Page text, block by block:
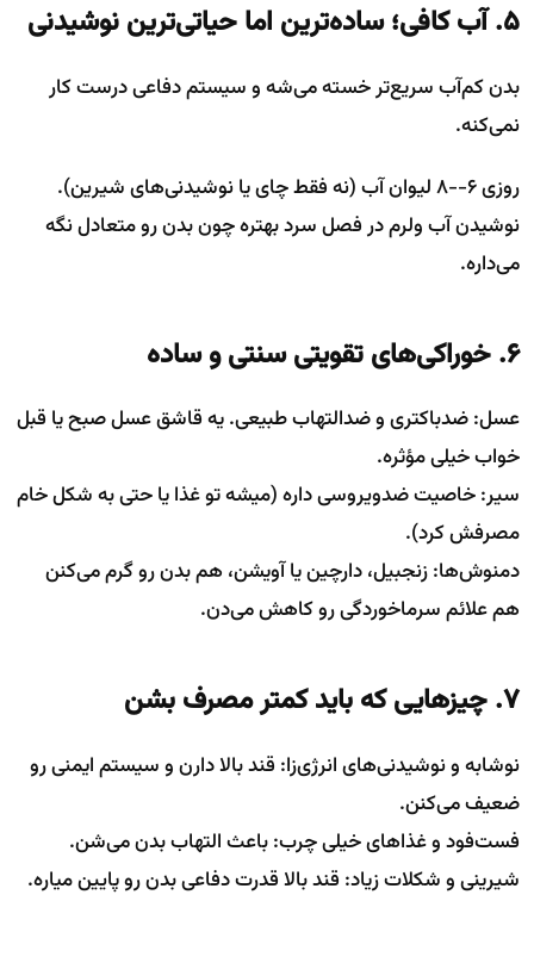
۵. آب کافی؛ ساده‌ترین اما حیاتی‌ترین نوشیدنی
بدن کم‌آب سریع‌تر خسته می‌شه و سیستم دفاعی درست کار
نمی‌کنه.
روزی ۶--۸ لیوان آب (نه فقط چای یا نوشیدنی‌های شیرین).
نوشیدن آب ولرم در فصل سرد بهتره چون بدن رو متعادل نگه
می‌داره.
۶. خوراکی‌های تقویتی سنتی و ساده
عسل: ضدباکتری و ضدالتهاب طبیعی. یه قاشق عسل صبح یا قبل
خواب خیلی مؤثره.
سیر: خاصیت ضدویروسی داره (میشه تو غذا یا حتی به شکل خام
مصرفش کرد).
دمنوش‌ها: زنجبیل، دارچین یا آویشن، هم بدن رو گرم می‌کنن
هم علائم سرماخوردگی رو کاهش می‌دن.
۷. چیزهایی که باید کمتر مصرف بشن
نوشابه و نوشیدنی‌های انرژی‌زا: قند بالا دارن و سیستم ایمنی رو
ضعیف می‌کنن.
فست‌فود و غذاهای خیلی چرب: باعث التهاب بدن می‌شن.
شیرینی و شکلات زیاد: قند بالا قدرت دفاعی بدن رو پایین میاره.